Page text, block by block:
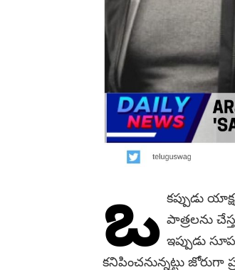
ఒ క‌ప్పుడు
పాత్ర‌ల‌ను
ఇప్పుడు
క‌నిపించ‌నున్న‌ట్టు జోరుగా